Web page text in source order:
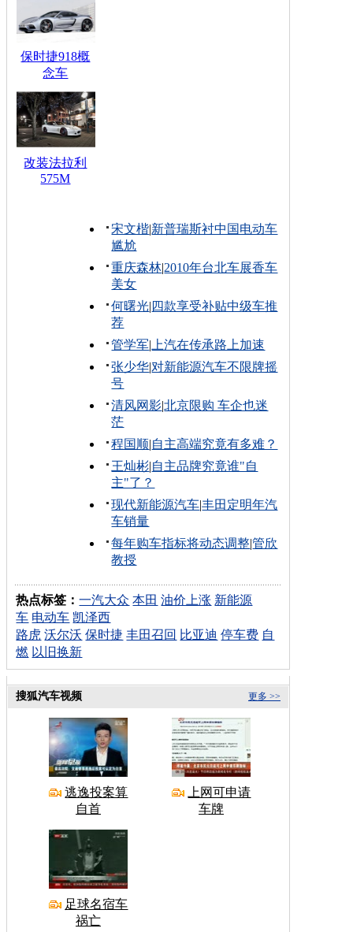
保时捷918概
念车
改装法拉利
575M
宋文楷|新普瑞斯衬中国电动车
尴尬
重庆森林|2010年台北车展香车
美女
何曙光| 四款享受补贴中级车推
荐
管学军| 上汽在传承路上加速
张少华|对新能源汽车不限牌摇
号
清风网影|北京限购 车企也迷
茫
程国顺|自主高端究竟有多难？
王灿彬|自主品牌究竟谁"自
主"了？
现代新能源汽车|丰田定明年汽
车销量
每年购车指标将动态调整|管欣
教授
热点标签：一汽大众 本田 油价上涨 新能源
车 电动车 凯泽西
路虎 沃尔沃 保时捷 丰田召回 比亚迪 停车费 自
燃 以旧换新
更多 >>
搜狐汽车视频
逃逸投案算
自首
上网可申请
车牌
足球名宿车
祸亡